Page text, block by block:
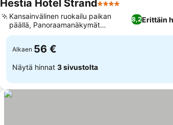
Hestia Hotel Strand4 Tähtiluokitus
8,2Erittäin
Kansainvälinen ruokailu paikan
päällä, Panoraamanäkymät
Pärnunlahdelle
Alkaen 56 €
Näytä hinnat 3 sivustolta